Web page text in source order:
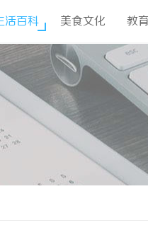
活百科 美食文化 教